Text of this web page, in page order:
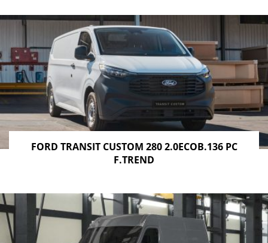
FORD TRANSIT CUSTOM 280 2.0ECOB.136 PC
F.TREND